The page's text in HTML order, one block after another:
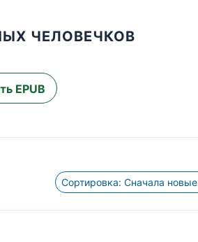
ЧЕЛОВЕЧКОВ
EPUB
Сортировка: Сначала новые